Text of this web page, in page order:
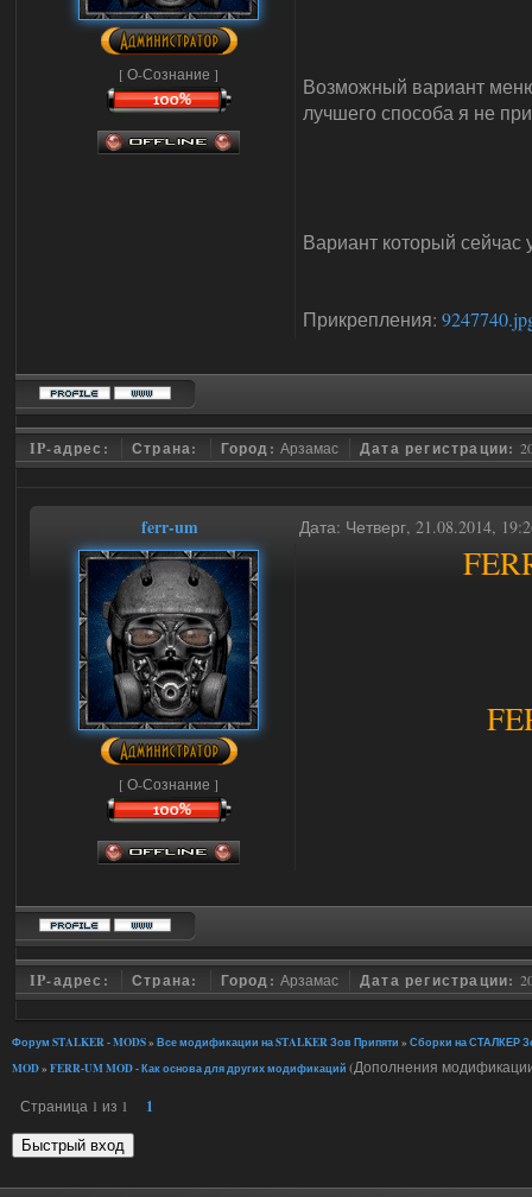
[ О-Сознание ]
Возможный вариант
лучшего способа я не
Вариант который сейчас
Прикрепления:
IP-адрес: Страна: Город:Арзамас Дата регистрации:
ferr-um Дата: Четверг, 21.08.2014,
[ О-Сознание ]
IP-адрес: Страна: Город:Арзамас Дата регистрации:
Форум STALKER - MODS» Все модификации на STALKER Зов Припяти » Сборки на СТАЛКЕР
MOD» FERR-UM MOD - Как основа для других модификаций (Дополнения
Страница 1 из 1 1